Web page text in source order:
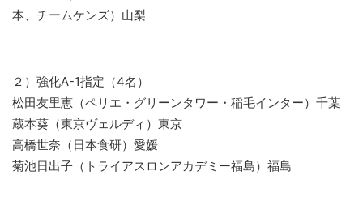
本、チームケンズ）山梨
２）強化A-1指定（4名）
松田友里恵（ペリエ・グリーンタワー・稲毛インター）千葉
蔵本葵（東京ヴェルディ）東京
高橋世奈（日本食研）愛媛
菊池日出子（トライアスロンアカデミー福島）福島